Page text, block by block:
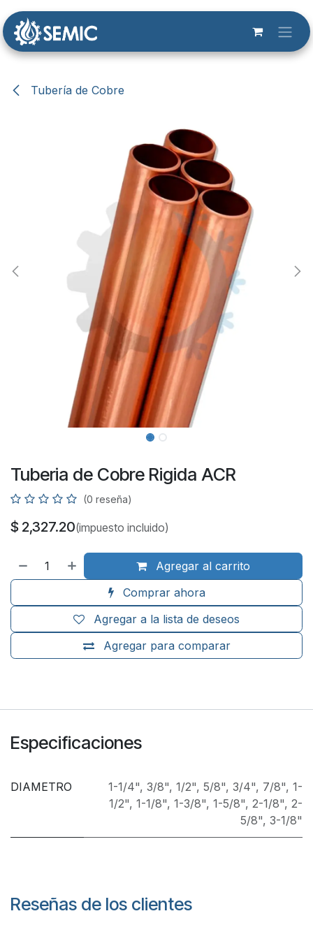
Ir al contenido
Tubería de Cobre
Tuberia de Cobre Rigida ACR
(0 reseña)
$ 2,327.20(impuesto incluido)
Agregar al carrito
Comprar ahora
Agregar para comparar
Agregar a la lista de deseos
Especificaciones
DIAMETRO 1-1/4", 3/8", 1/2", 5/8", 3/4", 7/8", 1-
1/2", 1-1/8", 1-3/8", 1-5/8", 2-1/8", 2-
5/8", 3-1/8"
Reseñas de los clientes